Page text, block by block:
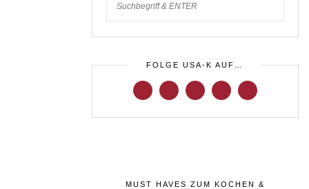
FOLGE USA-K AUF…
MUST HAVES ZUM KOCHEN &